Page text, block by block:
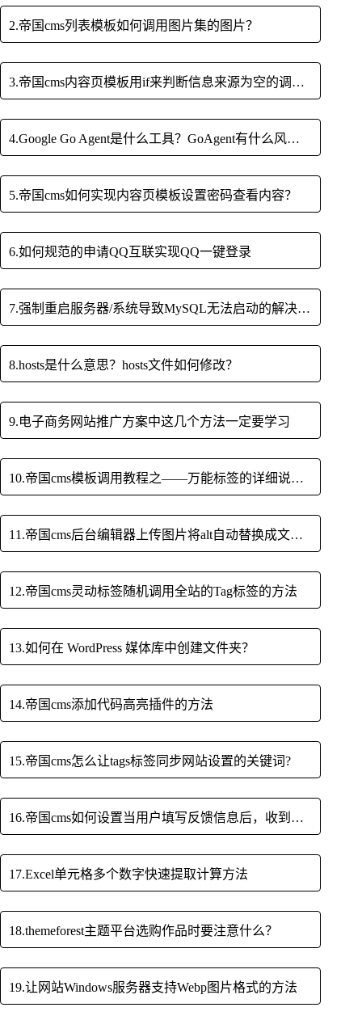
2.帝国cms列表模板如何调用图片集的图片？
3.帝国cms内容页模板用if来判断信息来源为空的调用方法
4.Google Go Agent是什么工具？GoAgent有什么风险？
5.帝国cms如何实现内容页模板设置密码查看内容？
6.如何规范的申请QQ互联实现QQ一键登录
7.强制重启服务器/系统导致MySQL无法启动的解决方法
8.hosts是什么意思？hosts文件如何修改？
9.电子商务网站推广方案中这几个方法一定要学习
10.帝国cms模板调用教程之——万能标签的详细说明（一）
11.帝国cms后台编辑器上传图片将alt自动替换成文章标题title的办法
12.帝国cms灵动标签随机调用全站的Tag标签的方法
13.如何在 WordPress 媒体库中创建文件夹？
14.帝国cms添加代码高亮插件的方法
15.帝国cms怎么让tags标签同步网站设置的关键词?
16.帝国cms如何设置当用户填写反馈信息后，收到邮件提醒？
17.Excel单元格多个数字快速提取计算方法
18.themeforest主题平台选购作品时要注意什么？
19.让网站Windows服务器支持Webp图片格式的方法